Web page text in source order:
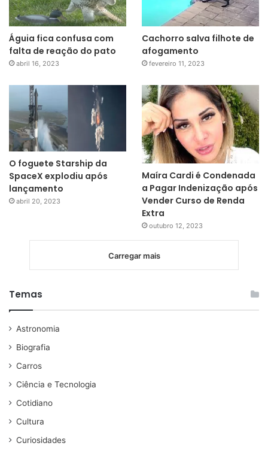
Águia fica confusa com
falta de reação do pato
abril 16, 2023
Cachorro salva filhote de
afogamento
fevereiro 11, 2023
O foguete Starship da
SpaceX explodiu após
lançamento
abril 20, 2023
Maíra Cardi é Condenada
a Pagar Indenização após
Vender Curso de Renda
Extra
outubro 12, 2023
Carregar mais
Temas
Astronomia
Biografia
Carros
Ciência e Tecnologia
Cotidiano
Cultura
Curiosidades